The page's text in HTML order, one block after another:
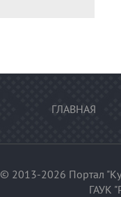
ГЛАВНАЯ
© 2013-2026 Портал
ГАУК